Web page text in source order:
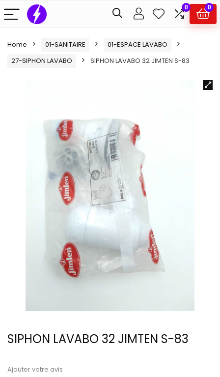
0 0
Home 01-SANITAIRE
01-ESPACE LAVABO
27-SIPHON LAVABO
SIPHON LAVABO 32 JIMTEN S-83
SIPHON LAVABO 32 JIMTEN S-83
Ajouter votre avis